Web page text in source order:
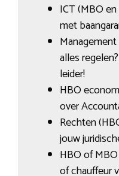
ICT (MBO
met
alles
leider!
HBO
over
Rechten
jouw
HBO of
of chauffeur